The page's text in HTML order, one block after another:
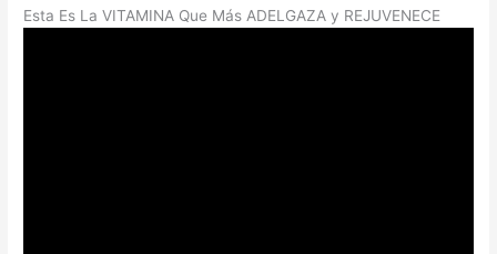
Esta Es La VITAMINA Que Más ADELGAZA y REJUVENECE